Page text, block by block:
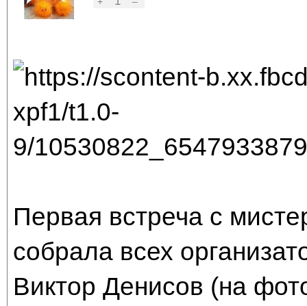
Первая встреча с
собрала всех
Виктор Денисов (на